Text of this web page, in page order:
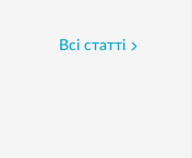
Всі статті